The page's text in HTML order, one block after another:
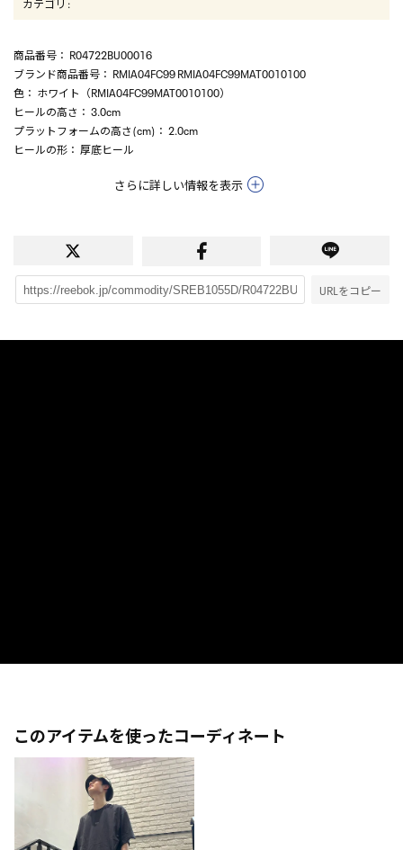
商品番号 ： R04722BU00016
ブランド商品番号 ： RMIA04FC99 RMIA04FC99MAT0010100
色 ： ホワイト（RMIA04FC99MAT0010100）
ヒールの高さ ： 3.0cm
プラットフォームの高さ(cm) ： 2.0cm
ヒールの形 ： 厚底ヒール
さらに詳しい情報を表示
URLをコピー
このアイテムを使ったコーディネート